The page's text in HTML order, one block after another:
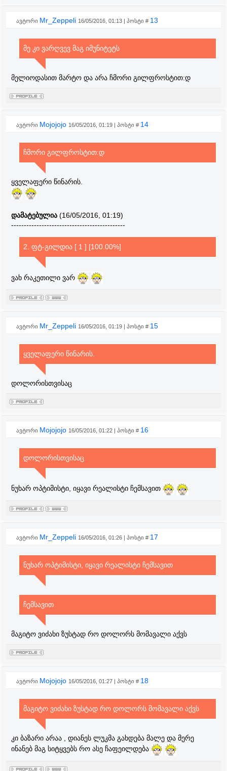
ავტორი Mr_Zeppeli 16/05/2016, 01:13 | პოსტი # 13
მე კი ვარღვევ მაგ იმუნიტეტს
მელიოდასით მარტო და არა ჩმორი გილფროსტით:დ
ავტორი Mojojojo 16/05/2016, 01:19 | პოსტი # 14
ჩმორი გილფროსტით:დ
ყველაფერი წინარის.
დამატებულია (16/05/2016, 01:19)
---------------------------------------------
2. ფტ-გილდია [ 1 ] [100.00%]
ვახ რაკეთილი ვარ
ავტორი Mr_Zeppeli 16/05/2016, 01:19 | პოსტი # 15
ყველაფერი წინარის.
დოლორისთვისაც
ავტორი Mojojojo 16/05/2016, 01:22 | პოსტი # 16
დოლორისთვისაც
ნუხარ ოპტიმისტი, იყავი რეალისტი ჩემსავით
ავტორი Mr_Zeppeli 16/05/2016, 01:26 | პოსტი # 17
ნუხარ ოპტიმისტი, იყავი რეალისტი ჩემსავით
ჩემსავით
მაგიტო ვიძახი ზუსტად რო დოლორს მომავალი აქვს
ავტორი Mojojojo 16/05/2016, 01:27 | პოსტი # 18
მაგიტო ვიძახი ზუსტად რო დოლორს მომავალი აქვს
კი ბაზარი არაა , დიანეს ლუკმა გახდება მალე და მერე
ინანებ მაგ სიტყვებს რო ასე ჩაფეილდება